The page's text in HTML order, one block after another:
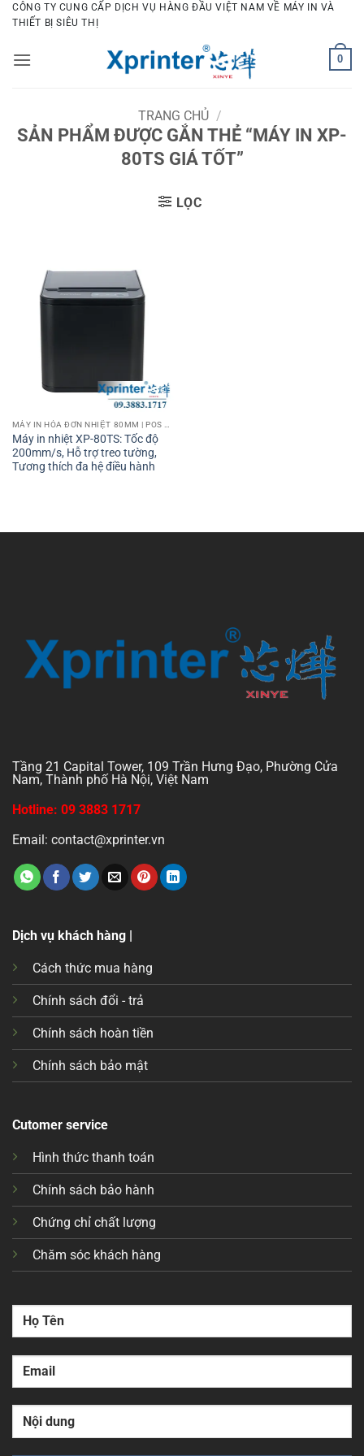
Bỏ
qua
dung
CÔNG TY CUNG CẤP DỊCH VỤ HÀNG ĐẦU VIỆT NAM VỀ MÁY IN VÀ
THIẾT BỊ SIÊU THỊ
0
TRANG CHỦ /
SẢN PHẨM ĐƯỢC GẮN THẺ “MÁY IN XP-
80TS GIÁ TỐT”
LỌC
Máy in nhiệt XP-80TS: Tốc độ
200mm/s, Hỗ trợ treo tường,
Tương thích đa hệ điều hành
Tầng 21 Capital Tower, 109 Trần Hưng Đạo, Phường Cửa
Nam, Thành phố Hà Nội, Việt Nam
Hotline: 09 3883 1717
Email: contact@xprinter.vn
Dịch vụ khách hàng |
Cách thức mua hàng
Chính sách đổi - trả
Chính sách hoàn tiền
Chính sách bảo mật
Cutomer service
Hình thức thanh toán
Chính sách bảo hành
Chứng chỉ chất lượng
Chăm sóc khách hàng